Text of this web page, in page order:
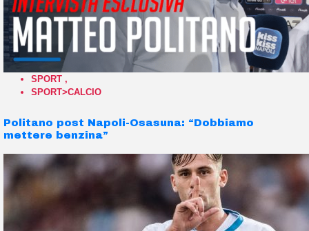
SPORT ,
SPORT>CALCIO
Politano post Napoli-Osasuna: “Dobbiamo
mettere benzina”